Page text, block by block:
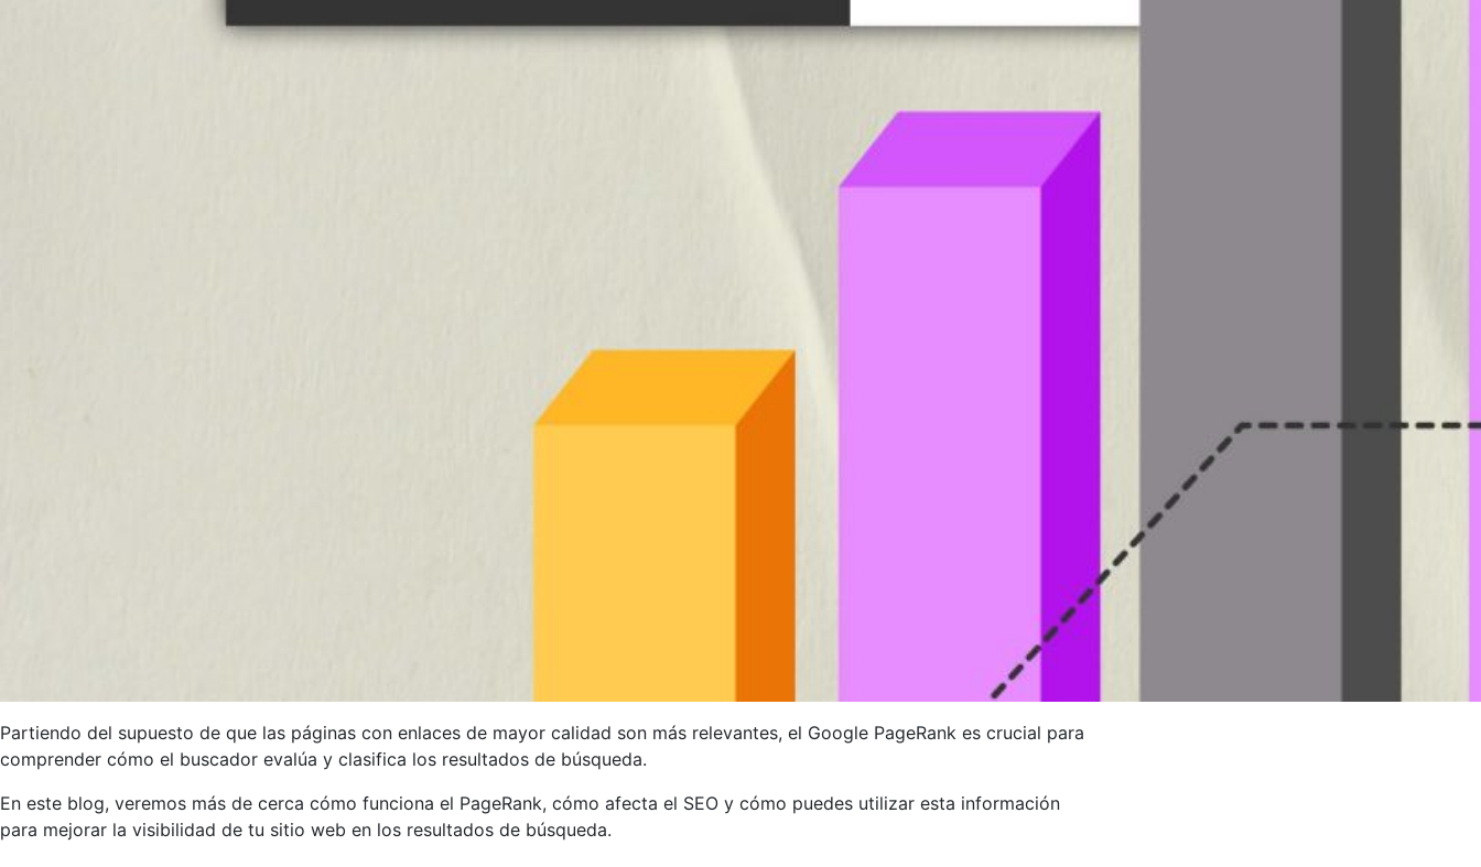
Partiendo del supuesto de que las páginas con enlaces de mayor calidad son más relevantes, el Google PageRank es crucial para
comprender cómo el buscador evalúa y clasifica los resultados de búsqueda.
En este blog, veremos más de cerca cómo funciona el PageRank, cómo afecta el SEO y cómo puedes utilizar esta información
para mejorar la visibilidad de tu sitio web en los resultados de búsqueda.